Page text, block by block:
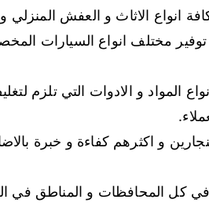
انواع الاثاث و العفش
مختلف انواع السيارات
المواد و الادوات التي تلزم
و اكثرهم كفاءة و خبرة
كل المحافظات و المناطق في